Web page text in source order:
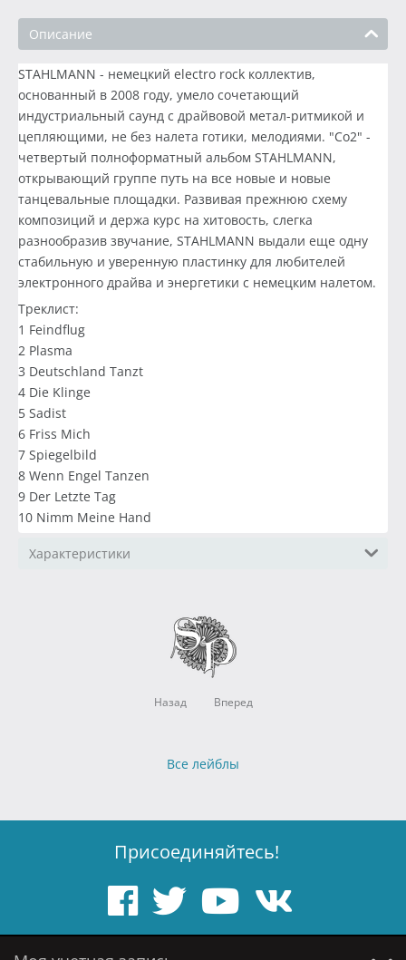
Описание
STAHLMANN - немецкий electro rock коллектив,
основанный в 2008 году, умело сочетающий
индустриальный саунд с драйвовой метал-ритмикой и
цепляющими, не без налета готики, мелодиями. "Co2" -
четвертый полноформатный альбом STAHLMANN,
открывающий группе путь на все новые и новые
танцевальные площадки. Развивая прежнюю схему
композиций и держа курс на хитовость, слегка
разнообразив звучание, STAHLMANN выдали еще одну
стабильную и уверенную пластинку для любителей
электронного драйва и энергетики с немецким налетом.
Треклист:
1 Feindflug
2 Plasma
3 Deutschland Tanzt
4 Die Klinge
5 Sadist
6 Friss Mich
7 Spiegelbild
8 Wenn Engel Tanzen
9 Der Letzte Tag
10 Nimm Meine Hand
Характеристики
Назад Вперед
Все лейблы
Присоединяйтесь!